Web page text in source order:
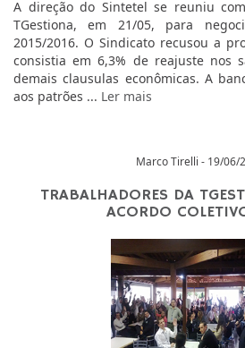
A direção do Sintetel se reuniu
TGestiona, em 21/05, para
2015/2016. O Sindicato recusou a
consistia em 6,3% de reajuste nos
demais clausulas econômicas. A
aos patrões ... Ler mais
Marco Tirelli - 19/06/
TRABALHADORES DA
ACORDO